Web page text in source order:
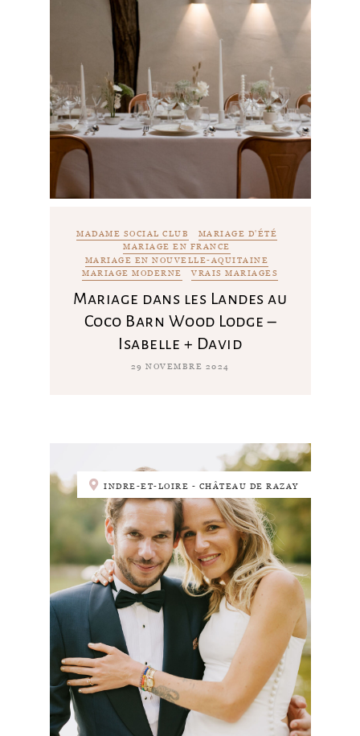
MADAME SOCIAL CLUB
MARIAGE D'ÉTÉ
MARIAGE EN FRANCE
MARIAGE EN NOUVELLE-AQUITAINE
MARIAGE MODERNE
VRAIS MARIAGES
Mariage dans les Landes au
Coco Barn Wood Lodge –
Isabelle + David
29 NOVEMBRE 2024
INDRE-ET-LOIRE - CHÂTEAU DE RAZAY